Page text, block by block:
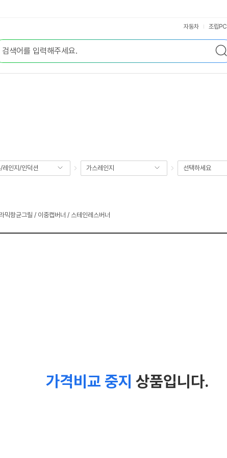
검
색
자동차 조립PC
레인지/인덕션 가스레인지 선택하세요
믹항균그릴 / 이중캡버너 / 스테인레스버너
가격비교 중지 상품입니다.